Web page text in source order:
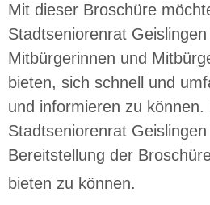
Mit dieser Broschüre
Stadtseniorenrat
Mitbürgerinnen und
bieten, sich schnell und
und informieren zu können.
Stadtseniorenrat
Bereitstellung der
bieten zu können.